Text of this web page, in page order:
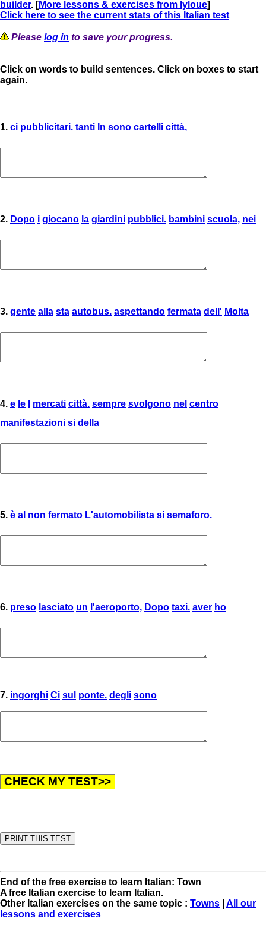
builder. [More lessons & exercises from lyloue]
Click here to see the current stats of this Italian test
Please log in to save your progress.
Click on words to build sentences. Click on boxes to start
again.
1. ci pubblicitari. tanti In sono cartelli città,
2. Dopo i giocano la giardini pubblici. bambini scuola, nei
3. gente alla sta autobus. aspettando fermata dell' Molta
4. e le mercati città. sempre svolgono nel centro
manifestazioni si della
5. è al non fermato L'automobilista si semaforo.
6. preso lasciato un l'aeroporto, Dopo taxi. aver ho
7. ingorghi Ci sul ponte. degli sono
End of the free exercise to learn Italian: Town
A free Italian exercise to learn Italian.
Other Italian exercises on the same topic : Towns
All our
lessons and exercises